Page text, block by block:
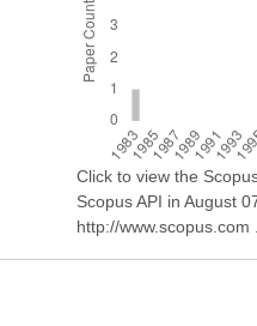
Click to view the
Scopus API in August
http://www.scopus.com .